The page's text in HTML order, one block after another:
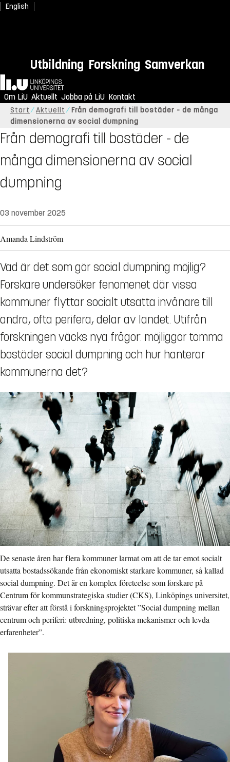
English
Utbildning Forskning Samverkan
Hem
Om LiU Aktuellt Jobba på LiU Kontakt
Start Aktuellt
Från demografi till bostäder - de många
dimensionerna av social dumpning
Från demografi till bostäder - de
många dimensionerna av social
dumpning
03 november 2025
Amanda Lindström
Vad är det som gör social dumpning möjlig?
Forskare undersöker fenomenet där vissa
kommuner flyttar socialt utsatta invånare till
andra, ofta perifera, delar av landet. Utifrån
forskningen väcks nya frågor: möjliggör tomma
bostäder social dumpning och hur hanterar
kommunerna det?
De senaste åren har flera kommuner larmat om att de tar emot socialt
utsatta bostadssökande från ekonomiskt starkare kommuner, så kallad
social dumpning. Det är en komplex företeelse som forskare på
Centrum för kommunstrategiska studier (CKS), Linköpings universitet,
strävar efter att förstå i forskningsprojektet ”Social dumpning mellan
centrum och periferi: utbredning, politiska mekanismer och levda
erfarenheter”.